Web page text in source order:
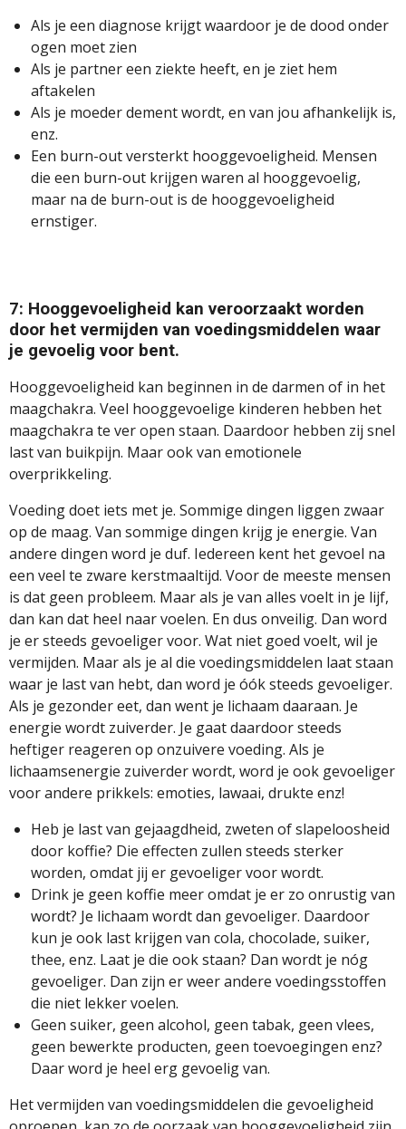
Als je een diagnose krijgt waardoor je de dood onder
ogen moet zien
Als je partner een ziekte heeft, en je ziet hem
aftakelen
Als je moeder dement wordt, en van jou afhankelijk is,
enz.
Een burn-out versterkt hooggevoeligheid. Mensen
die een burn-out krijgen waren al hooggevoelig,
maar na de burn-out is de hooggevoeligheid
ernstiger.
7: Hooggevoeligheid kan veroorzaakt worden
door het vermijden van voedingsmiddelen waar
je gevoelig voor bent.
Hooggevoeligheid kan beginnen in de darmen of in het
maagchakra. Veel hooggevoelige kinderen hebben het
maagchakra te ver open staan. Daardoor hebben zij snel
last van buikpijn. Maar ook van emotionele
overprikkeling.
Voeding doet iets met je. Sommige dingen liggen zwaar
op de maag. Van sommige dingen krijg je energie. Van
andere dingen word je duf. Iedereen kent het gevoel na
een veel te zware kerstmaaltijd. Voor de meeste mensen
is dat geen probleem. Maar als je van alles voelt in je lijf,
dan kan dat heel naar voelen. En dus onveilig. Dan word
je er steeds gevoeliger voor. Wat niet goed voelt, wil je
vermijden. Maar als je al die voedingsmiddelen laat staan
waar je last van hebt, dan word je óók steeds gevoeliger.
Als je gezonder eet, dan went je lichaam daaraan. Je
energie wordt zuiverder. Je gaat daardoor steeds
heftiger reageren op onzuivere voeding. Als je
lichaamsenergie zuiverder wordt, word je ook gevoeliger
voor andere prikkels: emoties, lawaai, drukte enz!
Heb je last van gejaagdheid, zweten of slapeloosheid
door koffie? Die effecten zullen steeds sterker
worden, omdat jij er gevoeliger voor wordt.
Drink je geen koffie meer omdat je er zo onrustig van
wordt? Je lichaam wordt dan gevoeliger. Daardoor
kun je ook last krijgen van cola, chocolade, suiker,
thee, enz. Laat je die ook staan? Dan wordt je nóg
gevoeliger. Dan zijn er weer andere voedingsstoffen
die niet lekker voelen.
Geen suiker, geen alcohol, geen tabak, geen vlees,
geen bewerkte producten, geen toevoegingen enz?
Daar word je heel erg gevoelig van.
Het vermijden van voedingsmiddelen die gevoeligheid